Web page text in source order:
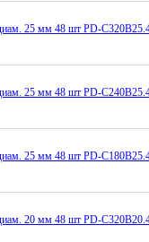
25 мм 48 шт PD-
25 мм 48 шт PD-
25 мм 48 шт PD-
20 мм 48 шт PD-